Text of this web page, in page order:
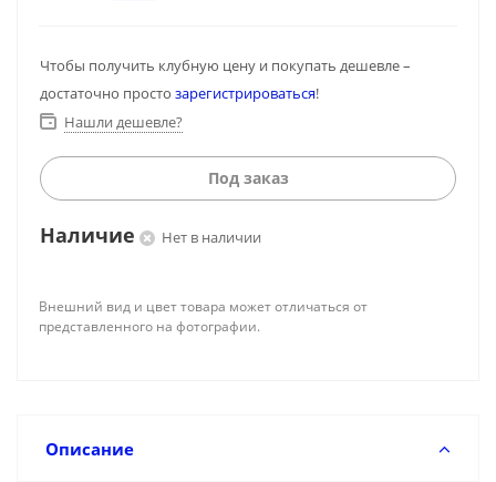
Чтобы получить клубную цену и покупать дешевле –
достаточно просто зарегистрироваться!
Нашли дешевле?
Под заказ
Наличие Нет в наличии
Внешний вид и цвет товара может отличаться от
представленного на фотографии.
Описание